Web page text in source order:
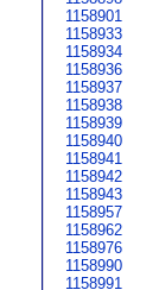
1158901
1158933
1158934
1158936
1158937
1158938
1158939
1158940
1158941
1158942
1158943
1158957
1158962
1158976
1158990
1158991